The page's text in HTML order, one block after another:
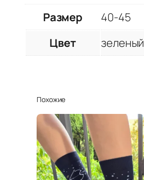
Размер
40-45
Цвет
зеленый
Похожие